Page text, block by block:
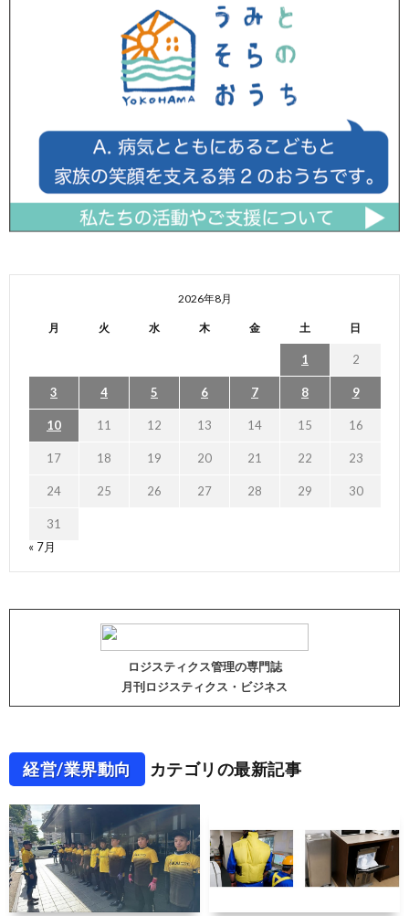
2026年8月
月 火 水 木 金 土 日
1 2
3 4 5 6 7 8 9
10 11 12 13 14 15 16
17 18 19 20 21 22 23
24 25 26 27 28 29 30
31
« 7月
ロジスティクス管理の専門誌
月刊ロジスティクス・ビジネス
経営/業界動向 カテゴリの最新記事